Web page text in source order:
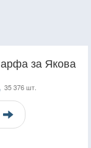
за Якова
35 376 шт.